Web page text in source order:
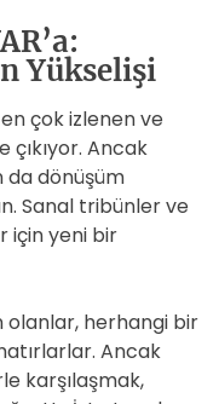
Yükselişi
çok izlenen ve
Ancak
da dönüşüm
Sanal tribünler ve
için yeni bir
olanlar, herhangi bir
Ancak
karşılaşmak,